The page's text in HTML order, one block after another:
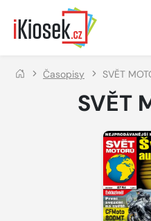
Přejít na hlavní obsah
Časopisy SVĚT
SVĚT